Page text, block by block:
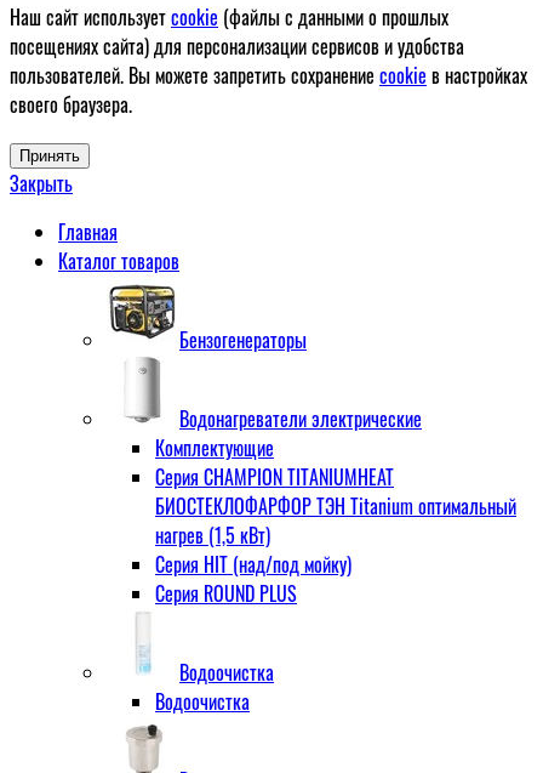
Наш сайт используетcookie (файлы с данными о прошлых
посещениях сайта) для персонализации сервисов и удобства
пользователей. Вы можете запретить сохранение cookie в настройках
своего браузера.
Принять
Закрыть
Главная
Каталог товаров
Бензогенераторы
Водонагреватели электрические
Комплектующие
Серия CHAMPION TITANIUMHEAT
БИОСТЕКЛОФАРФОР ТЭН Titanium оптимальный
нагрев (1,5 кВт)
Серия HIT (над/под мойку)
Серия ROUND PLUS
Водоочистка
Водоочистка